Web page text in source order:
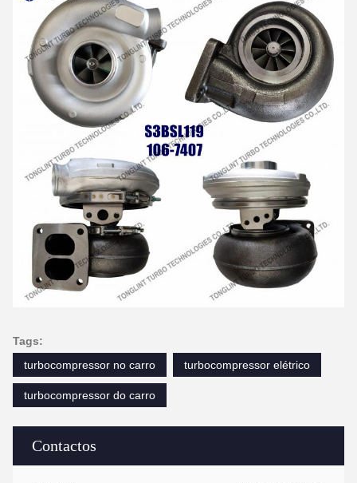
Contactos
Tags:
turbocompressor no carro
turbocompressor elétrico
turbocompressor do carro